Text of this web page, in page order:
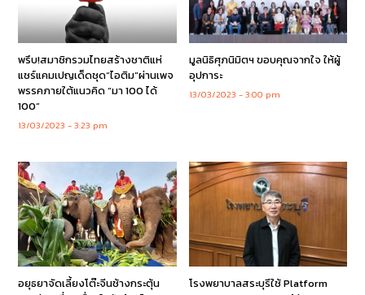
พรึบ!สมาชิกรวมไทยสร้างชาติแห่
แชร์แคมเปญเด็ดชุด“ไอติม”ผ่านเพจ
พรรคภายใต้แนวคิด “มา 100 ได้
100”
13/03/2023 3:23 pm
มูลนิธิศุภนิมิตฯ ขอบคุณจากใจ ให้ผู้
อุปการะ
13/03/2023 3:00 pm
อยุธยาจัดเลี้ยงโต๊ะจีนช้างกระตุ้น
โรงพยาบาลสระบุรีใช้ Platform